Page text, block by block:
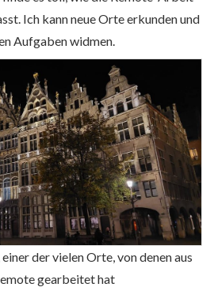
Ich kann neue Orte erkunden und
Aufgaben widmen.
der vielen Orte, von denen aus
gearbeitet hat